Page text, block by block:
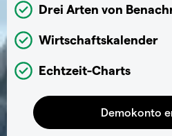
Drei Arten von
Wirtschaftskalender
Echtzeit-Charts